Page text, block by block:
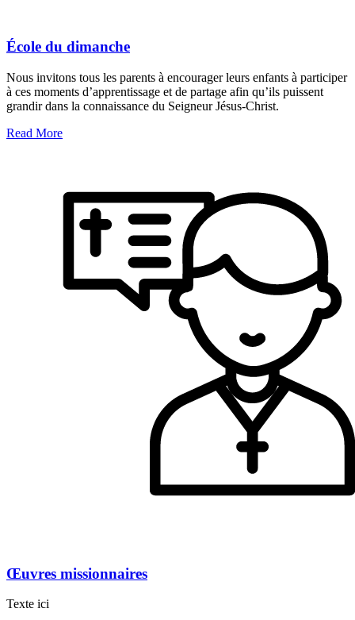
École du dimanche
Nous invitons tous les parents à encourager leurs enfants à participer
à ces moments d’apprentissage et de partage afin qu’ils puissent
grandir dans la connaissance du Seigneur Jésus-Christ.
Read More
Œuvres missionnaires
Texte ici